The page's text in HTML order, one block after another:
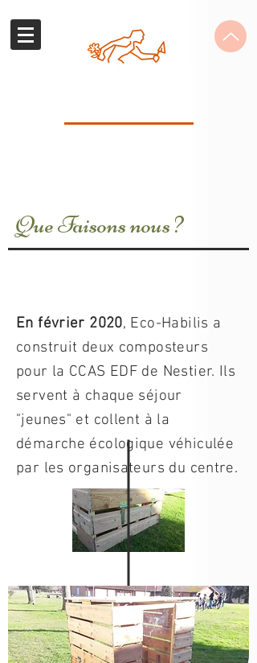
Que Faisons nous ?
En février 2020, Eco-Habilis a
construit deux composteurs
pour la CCAS EDF de Nestier. Ils
servent à chaque séjour
"jeunes" et collent à la
démarche écologique véhiculée
par les organisateurs du centre.